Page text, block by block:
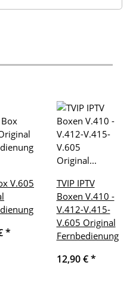
V.605
*
TVIP IPTV
Boxen V.410 -
V.412-V.415-
V.605 Original
Fernbedienung
12,90 €*